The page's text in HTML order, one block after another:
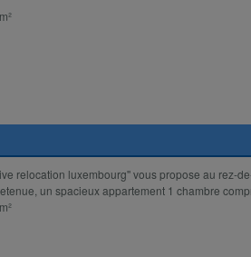
relocation luxembourg'' vous propose au rez-
un spacieux appartement 1 chambre